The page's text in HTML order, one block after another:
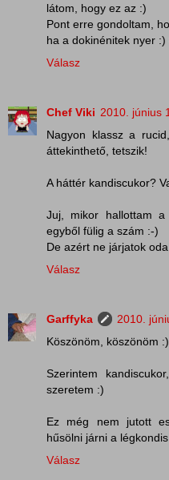
látom, hogy ez az :)
Pont erre gondoltam,
ha a dokinénitek nyer :)
Válasz
Chef Viki 2010. június
Nagyon klassz a
áttekinthető, tetszik!
A háttér kandiscukor?
Juj, mikor hallottam
egyből fülig a szám :-)
De azért ne járjatok
Válasz
Garffyka
2010.
Köszönöm, köszönöm :)
Szerintem
szeretem :)
Ez még nem jutott
hűsölni járni a
Válasz